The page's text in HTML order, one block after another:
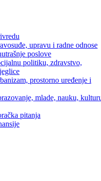
upravu i radne odnose
poslove
politiku, zdravstvo,
prostorno uređenje i
mlade, nauku,
pitanja